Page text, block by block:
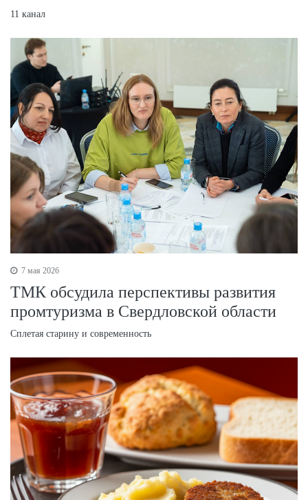
11 канал
7 мая 2026
ТМК обсудила перспективы развития
промтуризма в Свердловской области
Сплетая старину и современность